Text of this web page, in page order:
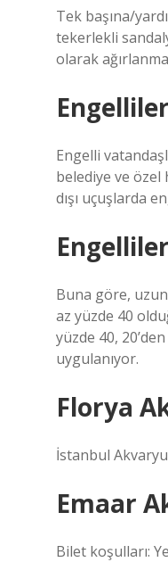
Tek başına/
tekerlekli
olarak
Engelli
belediye ve
dışı uçuşlarda
Buna göre,
az yüzde 40
yüzde 40,
uygulanıyor.
Florya
İstanbul
Emaar
Bilet koşulları: